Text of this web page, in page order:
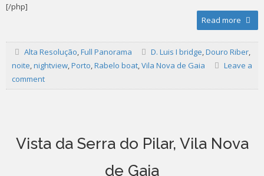
[/php]
Read more
Alta Resolução ,Full Panorama D. Luis I bridge Douro Riber,
noite nightview Porto Rabelo boat Vila Nova de Gaia
Leave a
comment
Vista da Serra do Pilar, Vila Nova
de Gaia